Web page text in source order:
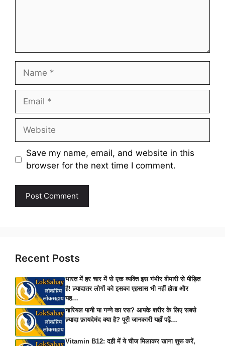
Name
Email
Website
Save my name, email, and website in this
browser for the next time I comment.
Recent Posts
भारत में हर चार में से एक व्यक्ति इस गंभीर बीमारी से पीड़ित
है! ज़्यादातर लोगों को इसका एहसास भी नहीं होता और
यह…
नारियल पानी या गन्ने का रस? आपके शरीर के लिए सबसे
ज़्यादा फ़ायदेमंद क्या है? पूरी जानकारी यहाँ पढ़ें…
Vitamin B12: दही में ये चीज मिलाकर खाना शुरू करें,